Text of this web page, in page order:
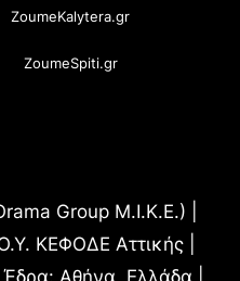
ZoumeKalytera.gr
ZoumeSpiti.gr
Group Μ.Ι.Κ.Ε.) |
ΚΕΦΟΔΕ Αττικής |
Αθήνα, Ελλάδα |